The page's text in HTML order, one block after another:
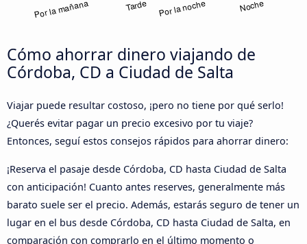
Cómo ahorrar dinero viajando de
Córdoba, CD a Ciudad de Salta
Viajar puede resultar costoso, ¡pero no tiene por qué serlo!
¿Querés evitar pagar un precio excesivo por tu viaje?
Entonces, seguí estos consejos rápidos para ahorrar dinero:
¡Reserva el pasaje desde Córdoba, CD hasta Ciudad de Salta
con anticipación! Cuanto antes reserves, generalmente más
barato suele ser el precio. Además, estarás seguro de tener un
lugar en el bus desde Córdoba, CD hasta Ciudad de Salta, en
comparación con comprarlo en el último momento o